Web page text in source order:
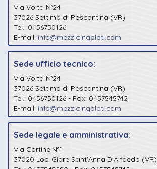
Via Volta N°24
37026 Settimo di Pescantina (VR)
Tel.: 0456750126
E-mail: info@mezzicingolati.com
Sede ufficio tecnico:
Via Volta N°24
37026 Settimo di Pescantina (VR)
Tel.: 0456750126 - Fax: 0457545742
E-mail: info@mezzicingolati.com
Sede legale e amministrativa:
Via Cortine N°1
37020 Loc. Giare Sant'Anna D'Alfaedo (VR)